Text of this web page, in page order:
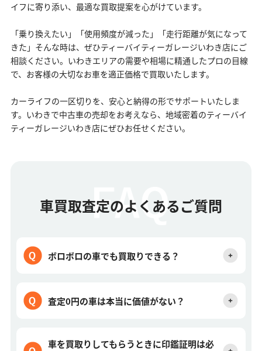
イフに寄り添い、最適な買取提案を心がけています。
「乗り換えたい」「使用頻度が減った」「走行距離が気になって
きた」そんな時は、ぜひティーバイティーガレージいわき店にご
相談ください。いわきエリアの需要や相場に精通したプロの目線
で、お客様の大切なお車を適正価格で買取いたします。
カーライフの一区切りを、安心と納得の形でサポートいたしま
す。いわきで中古車の売却をお考えなら、地域密着のティーバイ
ティーガレージいわき店にぜひお任せください。
車買取査定のよくあるご質問
ボロボロの車でも買取りできる？
査定0円の車は本当に価値がない？
車を買取りしてもらうときに印鑑証明は必